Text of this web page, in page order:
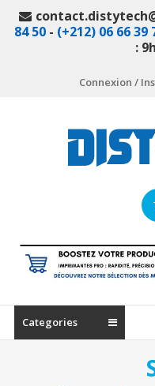
84 50 - (+212) 06 66 39
:
Connexion /
en
ligne
matériel
informatique
Categories